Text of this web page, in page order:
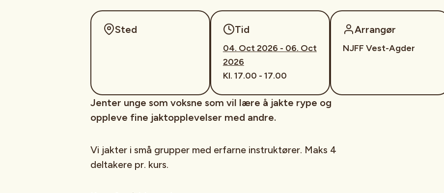
Sted Tid
04. Oct 2026 - 06. Oct
2026
Kl. 17.00 - 17.00
Arrangør
NJFF Vest-Agder
Jenter unge som voksne som vil lære å jakte rype og
oppleve fine jaktopplevelser med andre.
Vi jakter i små grupper med erfarne instruktører. Maks 4
deltakere pr. kurs.